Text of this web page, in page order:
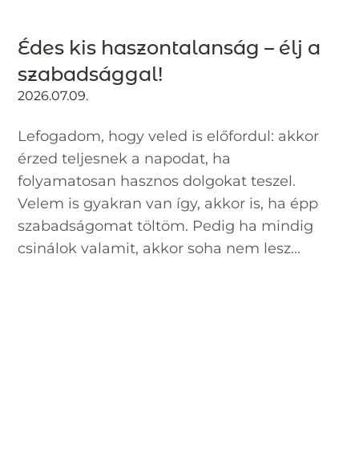
Édes kis haszontalanság – élj a
szabadsággal!
2026.07.09.
Lefogadom, hogy veled is előfordul: akkor
érzed teljesnek a napodat, ha
folyamatosan hasznos dolgokat teszel.
Velem is gyakran van így, akkor is, ha épp
szabadságomat töltöm. Pedig ha mindig
csinálok valamit, akkor soha nem lesz...